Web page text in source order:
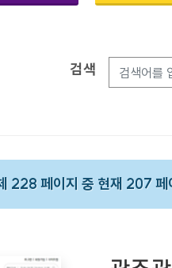
검색
228 페이지 중 현재 207 페